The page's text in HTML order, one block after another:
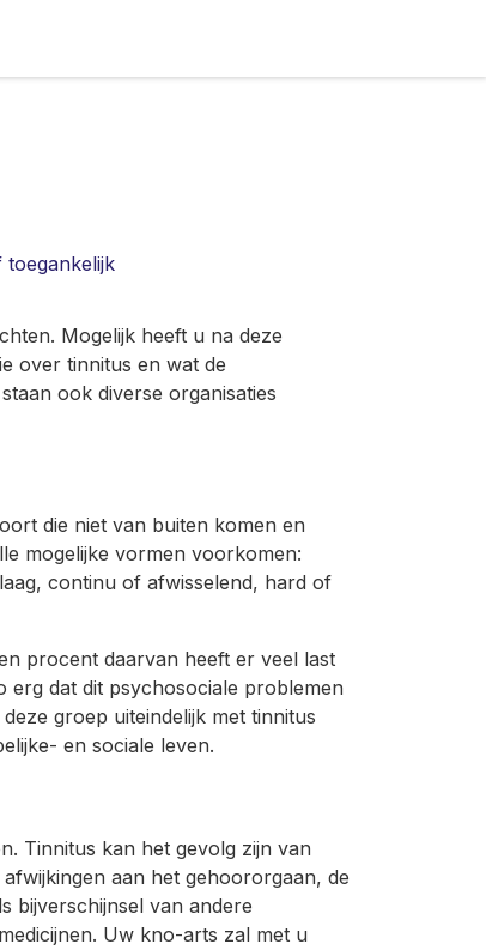
toegankelijk
Mogelijk heeft u na deze
over tinnitus en wat de
ook diverse organisaties
die niet van buiten komen en
mogelijke vormen voorkomen:
continu of afwisselend, hard of
procent daarvan heeft er veel last
erg dat dit psychosociale problemen
groep uiteindelijk met tinnitus
en sociale leven.
Tinnitus kan het gevolg zijn van
aan het gehoororgaan, de
bijverschijnsel van andere
Uw kno-arts zal met u